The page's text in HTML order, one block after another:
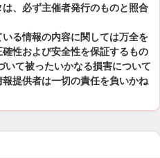
、必ず主催者発行のものと照合
る情報の内容に関しては万全を
性および安全性を保証するもの
いて被ったいかなる損害について
提供者は一切の責任を負いかね